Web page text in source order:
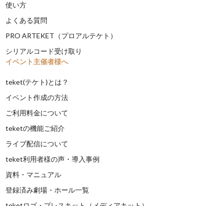
使い方
よくある質問
PRO ARTEKET（プロアルテケト）
シリアルコード受け取り
イベント主催者様へ
teket(テケト)とは？
イベント作成の方法
ご利用料金について
teketの機能ご紹介
ライブ配信について
teket利用者様の声・導入事例
資料・マニュアル
登録済み劇場・ホール一覧